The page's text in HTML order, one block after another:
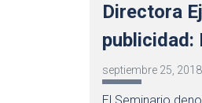
Directora
publicidad:
septiembre 25, 2018